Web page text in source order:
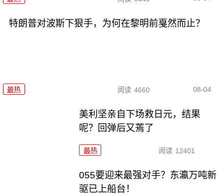
特朗普对波斯下狠手，为何在黎明前戛然而止？
最热 阅读 4660 08-04
美利坚亲自下场救日元，结果
呢？回弹后又蔫了
最热 阅读 12401
055要迎来最强对手？东瀛万吨新
驱已上船台！